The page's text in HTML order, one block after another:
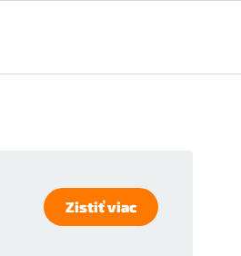
Zistiť viac